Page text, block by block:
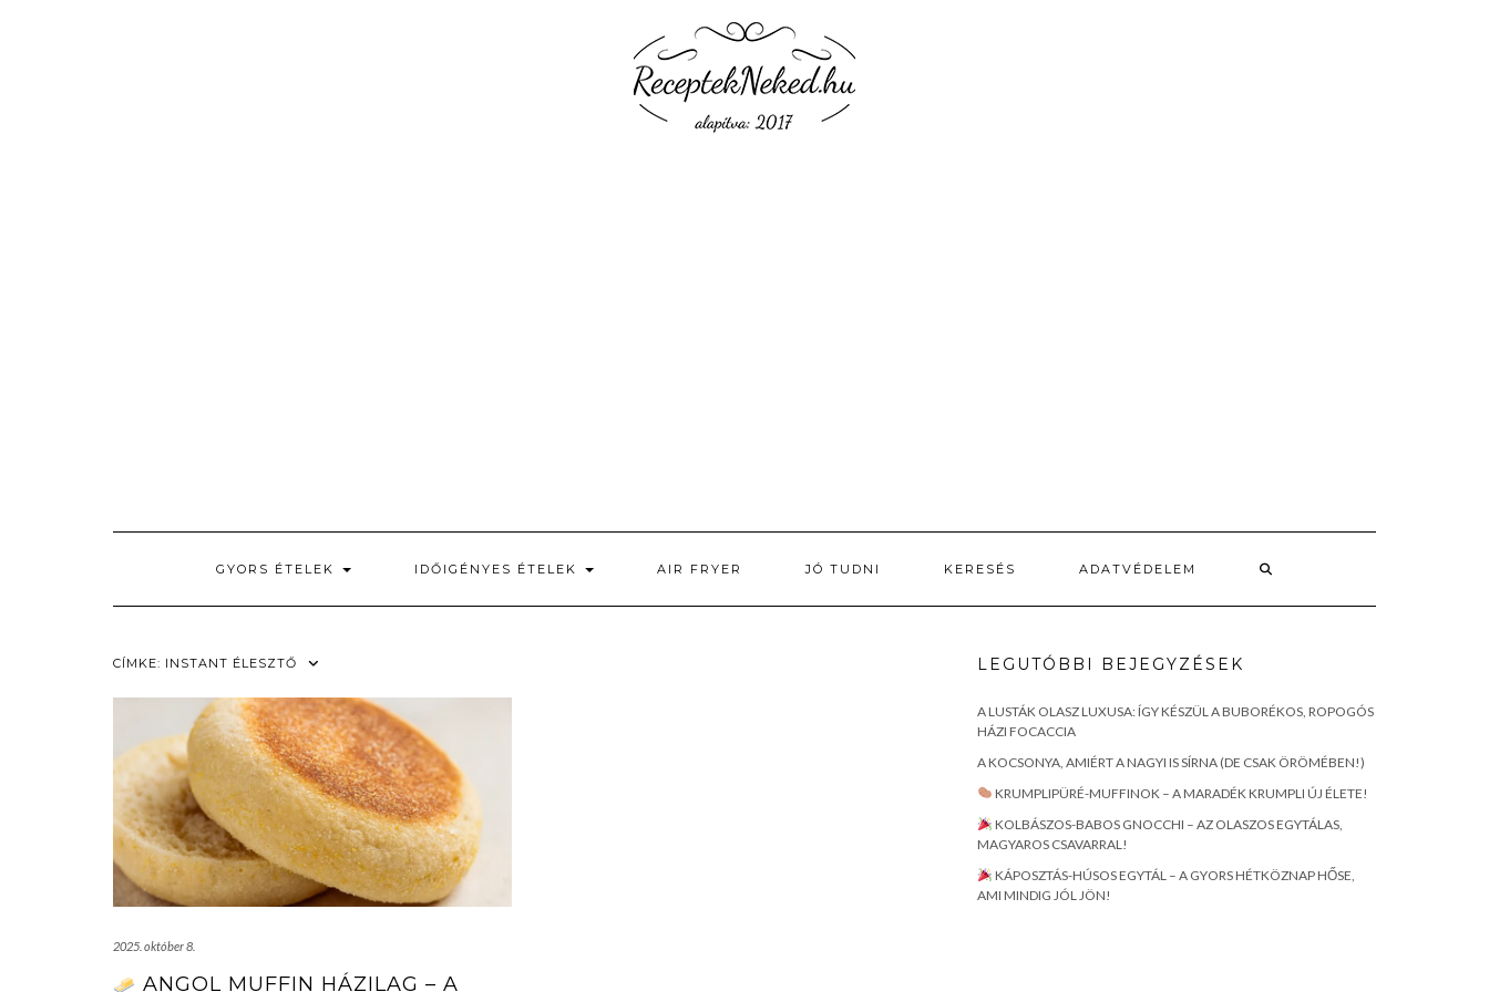
GYORS ÉTELEK IDŐIGÉNYES ÉTELEK AIR FRYER JÓ TUDNI KERESÉS ADATVÉDELEM
CÍMKE: INSTANT ÉLESZTŐ
2025. október 8.
ANGOL MUFFIN HÁZILAG – A
LEGUTÓBBI BEJEGYZÉSEK
A LUSTÁK OLASZ LUXUSA: ÍGY KÉSZÜL A BUBORÉKOS, ROPOGÓS
HÁZI FOCACCIA
A KOCSONYA, AMIÉRT A NAGYI IS SÍRNA (DE CSAK ÖRÖMÉBEN!)
KRUMPLIPÜRÉ-MUFFINOK – A MARADÉK KRUMPLI ÚJ ÉLETE!
KOLBÁSZOS-BABOS GNOCCHI – AZ OLASZOS EGYTÁLAS,
MAGYAROS CSAVARRAL!
KÁPOSZTÁS-HÚSOS EGYTÁL – A GYORS HÉTKÖZNAP HŐSE,
AMI MINDIG JÓL JÖN!